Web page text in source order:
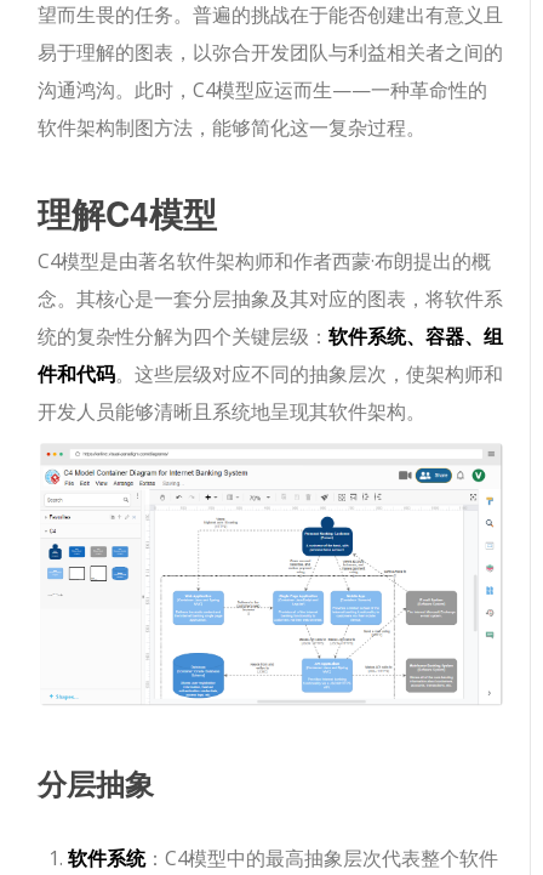
望而生畏的任务。普遍的挑战在于能否创建出有意义且
易于理解的图表，以弥合开发团队与利益相关者之间的
沟通鸿沟。此时，C4模型应运而生——一种革命性的
软件架构制图方法，能够简化这一复杂过程。
理解C4模型
C4模型是由著名软件架构师和作者西蒙·布朗提出的概
念。其核心是一套分层抽象及其对应的图表，将软件系
统的复杂性分解为四个关键层级：软件系统、容器、组
件和代码。这些层级对应不同的抽象层次，使架构师和
开发人员能够清晰且系统地呈现其软件架构。
分层抽象
软件系统：C4模型中的最高抽象层次代表整个软件